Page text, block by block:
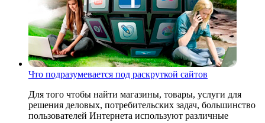
Что подразумевается под раскруткой сайтов
Для того чтобы найти магазины, товары, услуги для
решения деловых, потребительских задач, большинство
пользователей Интернета используют различные